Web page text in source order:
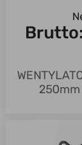
250mm
Brutto: